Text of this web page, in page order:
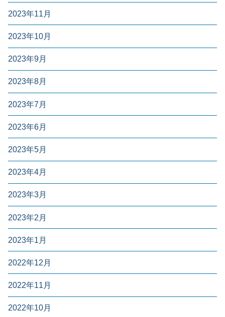
2023年11月
2023年10月
2023年9月
2023年8月
2023年7月
2023年6月
2023年5月
2023年4月
2023年3月
2023年2月
2023年1月
2022年12月
2022年11月
2022年10月